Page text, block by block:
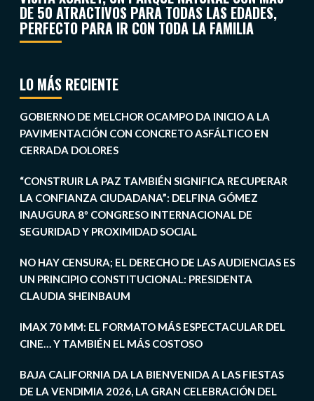
DE 50 ATRACTIVOS PARA TODAS LAS EDADES,
PERFECTO PARA IR CON TODA LA FAMILIA
LO MÁS RECIENTE
GOBIERNO DE MELCHOR OCAMPO DA INICIO A LA
PAVIMENTACIÓN CON CONCRETO ASFÁLTICO EN
CERRADA DOLORES
“CONSTRUIR LA PAZ TAMBIÉN SIGNIFICA RECUPERAR
LA CONFIANZA CIUDADANA”: DELFINA GÓMEZ
INAUGURA 8º CONGRESO INTERNACIONAL DE
SEGURIDAD Y PROXIMIDAD SOCIAL
NO HAY CENSURA; EL DERECHO DE LAS AUDIENCIAS ES
UN PRINCIPIO CONSTITUCIONAL: PRESIDENTA
CLAUDIA SHEINBAUM
IMAX 70 MM: EL FORMATO MÁS ESPECTACULAR DEL
CINE… Y TAMBIÉN EL MÁS COSTOSO
BAJA CALIFORNIA DA LA BIENVENIDA A LAS FIESTAS
DE LA VENDIMIA 2026, LA GRAN CELEBRACIÓN DEL